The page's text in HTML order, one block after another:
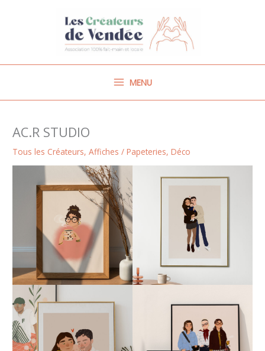
MENU
AC.R STUDIO
Tous les Créateurs,Affiches / Papeteries,Déco